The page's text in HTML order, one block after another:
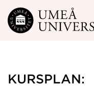
Hoppa direkt till
KURSPLAN: